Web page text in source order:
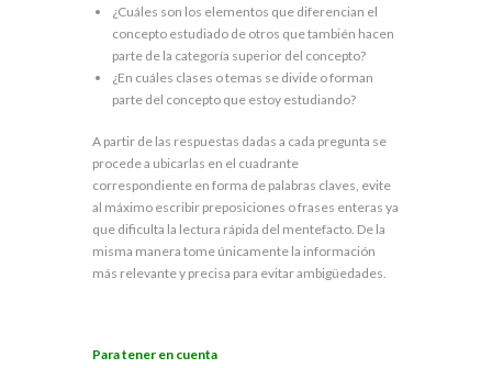
¿Cuáles son los elementos que diferencian el
concepto estudiado de otros que también hacen
parte de la categoría superior del concepto?
¿En cuáles clases o temas se divide o forman
parte del concepto que estoy estudiando?
A partir de las respuestas dadas a cada pregunta se
procede a ubicarlas en el cuadrante
correspondiente en forma de palabras claves, evite
al máximo escribir preposiciones o frases enteras ya
que dificulta la lectura rápida del mentefacto. De la
misma manera tome únicamente la información
más relevante y precisa para evitar ambigüedades.
Para tener en cuenta